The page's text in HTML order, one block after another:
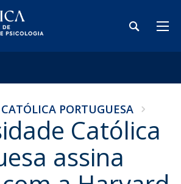
PORTUGUESA
Católica
assina